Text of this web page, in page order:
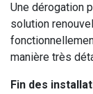
Une dérogation
solution
manière très
Fin des